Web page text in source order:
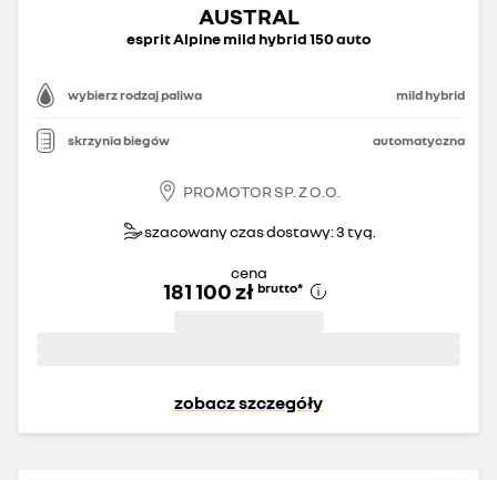
AUSTRAL
esprit Alpine mild hybrid 150 auto
wybierz rodzaj paliwa mild hybrid
skrzynia biegów automatyczna
PROMOTOR SP. Z O.O.
szacowany czas dostawy: 3 tyg.
cena
181 100 zł brutto*
zobacz szczegóły